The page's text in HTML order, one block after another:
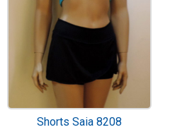
Shorts Saia 8208